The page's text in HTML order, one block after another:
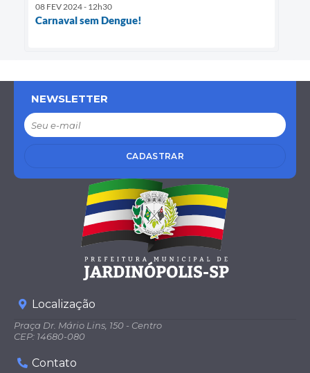
08 FEV 2024 - 12h30
Carnaval sem Dengue!
NEWSLETTER
CADASTRAR
Localização
Praça Dr. Mário Lins, 150 - Centro
CEP: 14680-080
Contato